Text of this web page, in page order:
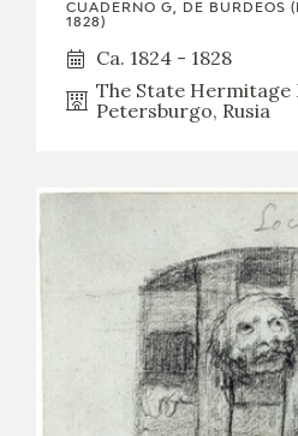
CUADERNO G, DE BURDEOS
1828)
Ca. 1824 - 1828
The State Hermitage
Petersburgo, Rusia